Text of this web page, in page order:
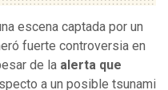
escena captada por un
fuerte controversia en
de la alerta que
a un posible tsunami